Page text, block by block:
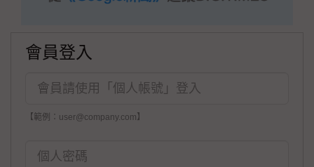
會員登入
【範例：user@company.com】